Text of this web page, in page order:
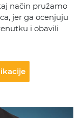
način pružamo
jer ga ocenjuju
i obavili